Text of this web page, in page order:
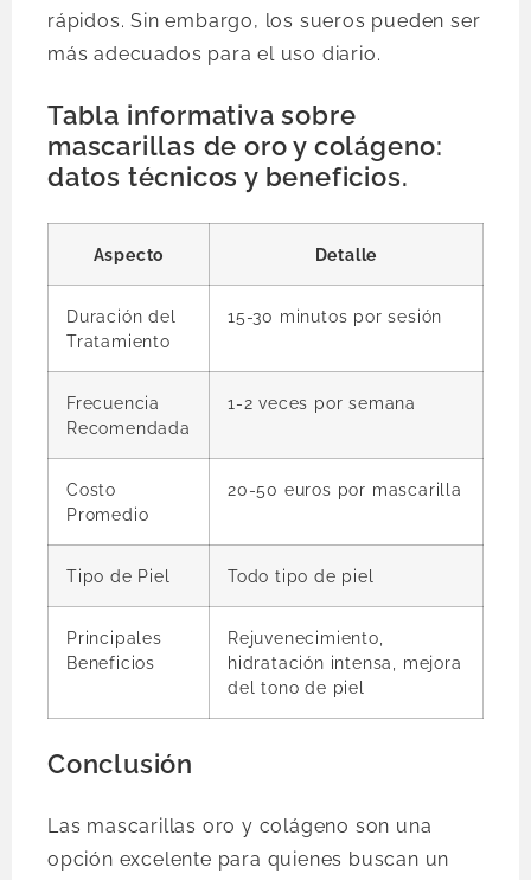
rápidos. Sin embargo, los sueros pueden ser
más adecuados para el uso diario.
Tabla informativa sobre
mascarillas de oro y colágeno:
datos técnicos y beneficios.
Aspecto Detalle
Duración del
Tratamiento
15-30 minutos por sesión
Frecuencia
Recomendada
1-2 veces por semana
Costo
Promedio
20-50 euros por mascarilla
Tipo de Piel Todo tipo de piel
Principales
Beneficios
Rejuvenecimiento,
hidratación intensa, mejora
del tono de piel
Conclusión
Las mascarillas oro y colágeno son una
opción excelente para quienes buscan un